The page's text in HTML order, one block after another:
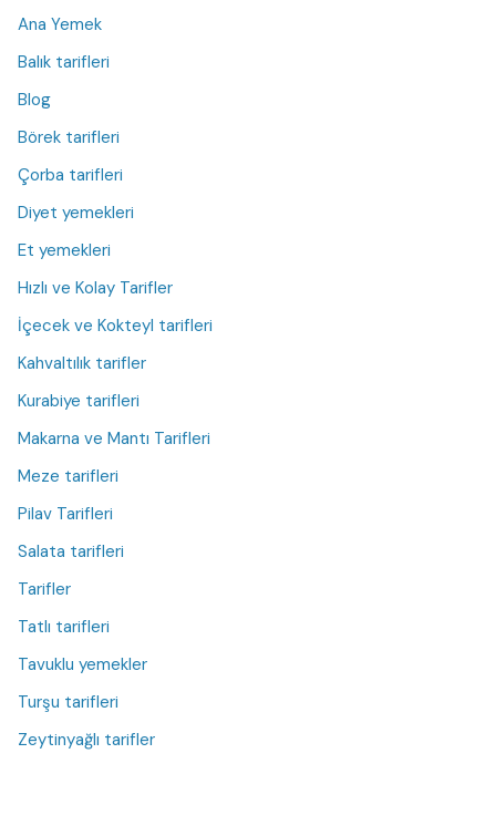
Ana Yemek
Balık tarifleri
Blog
Börek tarifleri
Çorba tarifleri
Diyet yemekleri
Et yemekleri
Hızlı ve Kolay Tarifler
İçecek ve Kokteyl tarifleri
Kahvaltılık tarifler
Kurabiye tarifleri
Makarna ve Mantı Tarifleri
Meze tarifleri
Pilav Tarifleri
Salata tarifleri
Tarifler
Tatlı tarifleri
Tavuklu yemekler
Turşu tarifleri
Zeytinyağlı tarifler